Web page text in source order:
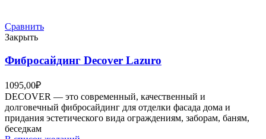
Сравнить
Закрыть
Фибросайдинг Decover Lazuro
1095,00₽
DECOVER — это современный, качественный и
долговечный фибросайдинг для отделки фасада дома и
придания эстетического вида ограждениям, заборам, баням,
беседкам